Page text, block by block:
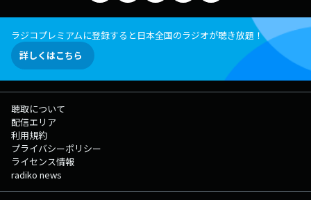
ラジコプレミアムに登録すると日本全国のラジオが聴き放題！
詳しくはこちら
聴取について
配信エリア
利用規約
プライバシーポリシー
ライセンス情報
radiko news